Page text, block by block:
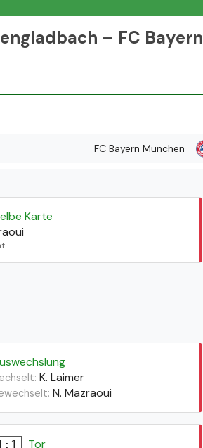
– FC Bayern
FC Bayern München
Karte
K. Laimer
N. Mazraoui
Tor